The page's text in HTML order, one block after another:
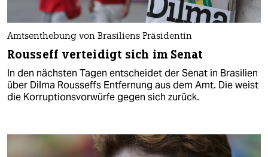
Amtsenthebung von Brasiliens Präsidentin
Rousseff verteidigt sich im Senat
In den nächsten Tagen entscheidet der Senat in Brasilien
über Dilma Rousseffs Entfernung aus dem Amt. Die weist
die Korruptionsvorwürfe gegen sich zurück.